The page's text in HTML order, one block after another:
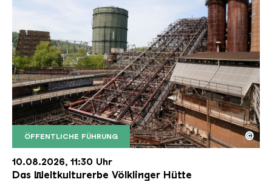
ÖFFENTLICHE FÜHRUNG
Der Erzschrägaufzug der Völklinger Hütte mit
Copyright: Weltkulturerbe Völklinger Hütte | Karl
©
10.08.2026, 11:30 Uhr
Das Weltkulturerbe Völklinger Hütte